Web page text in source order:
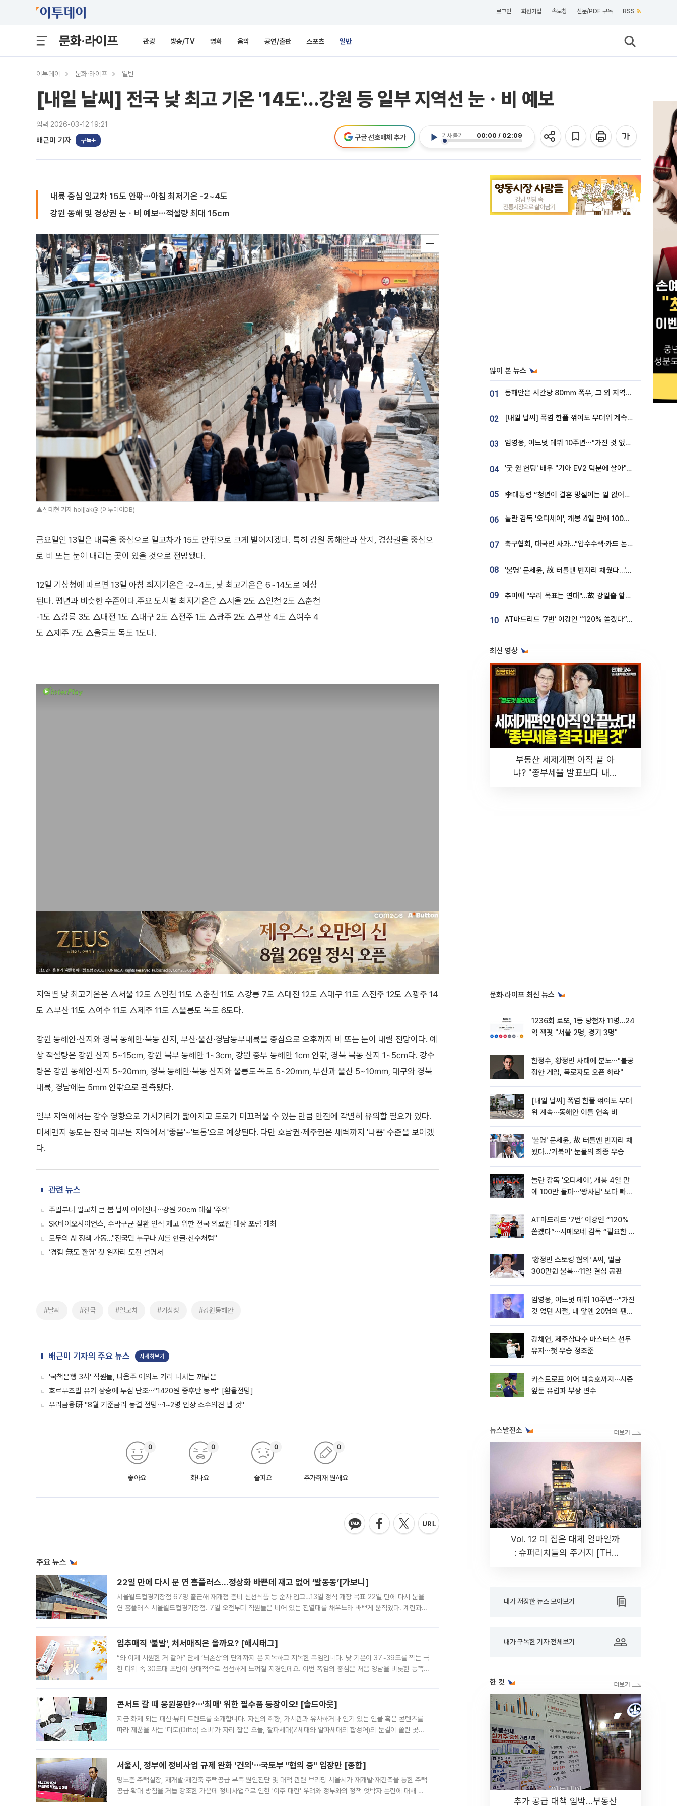
로그인 회원가입 속보창 신문/PDF 구독 RSS
문화·라이프 관광 방송/TV 영화 음악 공연/출판 스포츠 일반
이투데이 문화·라이프 일반
[내일 날씨] 전국 낮 최고 기온 '14도'…강원 등 일부 지역선 눈ㆍ비 예보
입력 2026-03-12 19:21
배근미 기자 구독
기사 듣기 00:00 / 02:09
구글 선호매체 추가
내륙 중심 일교차 15도 안팎⋯아침 최저기온 -2~4도
강원 동해 및 경상권 눈ㆍ비 예보⋯적설량 최대 15cm
▲신태현 기자 holjjak@ (이투데이DB)
금요일인 13일은 내륙을 중심으로 일교차가 15도 안팎으로 크게 벌어지겠다. 특히 강원 동해안과 산지, 경상권을 중심으
로 비 또는 눈이 내리는 곳이 있을 것으로 전망됐다.
12일 기상청에 따르면 13일 아침 최저기온은 -2~4도, 낮 최고기온은 6~14도로 예상
된다. 평년과 비슷한 수준이다.주요 도시별 최저기온은 △서울 2도 △인천 2도 △춘천
-1도 △강릉 3도 △대전 1도 △대구 2도 △전주 1도 △광주 2도 △부산 4도 △여수 4
도 △제주 7도 △울릉도 독도 1도다.
지역별 낮 최고기온은 △서울 12도 △인천 11도 △춘천 11도 △강릉 7도 △대전 12도 △대구 11도 △전주 12도 △광주 14
도 △부산 11도 △여수 11도 △제주 11도 △울릉도 독도 6도다.
강원 동해안·산지와 경북 동해안·북동 산지, 부산·울산·경남동부내륙을 중심으로 오후까지 비 또는 눈이 내릴 전망이다. 예
상 적설량은 강원 산지 5~15㎝, 강원 북부 동해안 1~3㎝, 강원 중부 동해안 1㎝ 안팎, 경북 북동 산지 1~5㎝다. 강수
량은 강원 동해안·산지 5~20㎜, 경북 동해안·북동 산지와 울릉도·독도 5~20㎜, 부산과 울산 5~10㎜, 대구와 경북
내륙, 경남에는 5㎜ 안팎으로 관측됐다.
일부 지역에서는 강수 영향으로 가시거리가 짧아지고 도로가 미끄러울 수 있는 만큼 안전에 각별히 유의할 필요가 있다.
미세먼지 농도는 전국 대부분 지역에서 '좋음'~'보통'으로 예상된다. 다만 호남권·제주권은 새벽까지 '나쁨' 수준을 보이겠
다.
관련 뉴스
주말부터 일교차 큰 봄 날씨 이어진다⋯강원 20㎝ 대설 '주의'
SK바이오사이언스, 수막구균 질환 인식 제고 위한 전국 의료진 대상 포럼 개최
모두의 AI 정책 가동…"전국민 누구나 AI를 한글·산수처럼"
‘경험 無도 환영’ 첫 일자리 도전 설명서
#날씨 #전국 #일교차 #기상청 #강원동해안
배근미 기자의 주요 뉴스 자세히보기
'국책은행 3사' 직원들, 다음주 여의도 거리 나서는 까닭은
호르무즈발 유가 상승에 투심 난조⋯"1420원 중후반 등락" [환율전망]
우리금융硏 "8월 기준금리 동결 전망⋯1~2명 인상 소수의견 낼 것"
좋아요
0
화나요
0
슬퍼요
0
추가취재 원해요
0
주요 뉴스
22일 만에 다시 문 연 홈플러스…정상화 바쁜데 재고 없어 ‘발동동’[가보니]
서울월드컵경기장점 67명 출근해 재개점 준비 신선식품 등 순차 입고…13일 정식 개장 목표 22일 만에 다시 문을
연 홈플러스 서울월드컵경기장점. 7일 오전부터 직원들은 비어 있는 진열대를 채우느라 바쁘게 움직였다. 계란과
입추매직 '불발', 처서매직은 올까요? [해시태그]
“와 이제 시원한 거 같아” 단체 ‘뇌손상’의 단계까지 온 지독하고 지독한 폭염입니다. 낮 기온이 37~39도를 찍는 극
한 더위 속 30도대 초반이 상대적으로 선선하게 느껴질 지경인데요. 이번 폭염의 중심은 처음 영남을 비롯한 동쪽
콘서트 갈 때 응원봉만?⋯'최애' 위한 필수품 등장이오! [솔드아웃]
지금 화제 되는 패션·뷰티 트렌드를 소개합니다. 자신의 취향, 가치관과 유사하거나 인기 있는 인물 혹은 콘텐츠를
따라 제품을 사는 '디토(Ditto) 소비'가 자리 잡은 오늘, 잘파세대(Z세대와 알파세대의 합성어)의 눈길이 쏠린 곳은
서울시, 정부에 정비사업 규제 완화 '건의'⋯국토부 "협의 중" 입장만 [종합]
명노준 주택실장, 재개발·재건축 주택공급 부족 원인진단 및 대책 관련 브리핑 서울시가 재개발·재건축을 통한 주택
공급 확대 방침을 거듭 강조한 가운데 정비사업으로 인한 '이주 대란' 우려와 정부와의 정책 엇박자 논란에 대해 정
많이 본 뉴스
01 동해안은 시간당 80㎜ 폭우, 그 외 지역은 폭염…‘극과 극 날씨’
02 [내일 날씨] 폭염 한풀 꺾여도 무더위 계속⋯동해안 이틀 연속 비
03 임영웅, 어느덧 데뷔 10주년⋯"가진 것 없던 시절, 내 앞엔 20명의 팬뿐"
04 '굿 윌 헌팅' 배우 "기아 EV2 덕분에 살아"…교통사고 후 안전성 극찬
05 李대통령 “청년이 결혼 망설이는 일 없어야...제도상 불이익 조사”
06 놀란 감독 '오디세이', 개봉 4일 만에 100만 돌파⋯'왕사남' 보다 빠르다
07 축구협회, 대국민 사과…"압수수색·카드 논란 사죄, 강도 높은 쇄신"
08 '불명' 문세윤, 故 터틀맨 빈자리 채웠다…'거북이' 눈물의 최종 우승
09 추미애 "우리 목표는 연대"…故 강일출 할머니 흉상 제막
10 AT마드리드 ‘7번’ 이강인 “120% 쏟겠다”⋯시메오네 감독 “필요한 선수”
최신 영상
부동산 세제개편 아직 끝 아
냐? "종부세율 발표보다 내릴
문화·라이프 최신 뉴스
1236회 로또, 1등 당첨자 11명…24
억 잭팟 "서울 2명, 경기 3명"
한정수, 황정민 사태에 분노⋯"불공
정한 게임, 폭로자도 오픈 하라"
[내일 날씨] 폭염 한풀 꺾여도 무더
위 계속⋯동해안 이틀 연속 비
'불명' 문세윤, 故 터틀맨 빈자리 채
웠다…'거북이' 눈물의 최종 우승
놀란 감독 '오디세이', 개봉 4일 만
에 100만 돌파⋯'왕사남' 보다 빠르
AT마드리드 ‘7번’ 이강인 “120%
쏟겠다”⋯시메오네 감독 “필요한 선
'황정민 스토킹 혐의' A씨, 벌금
300만원 불복⋯11일 결심 공판
임영웅, 어느덧 데뷔 10주년⋯"가진
것 없던 시절, 내 앞엔 20명의 팬
강채연, 제주삼다수 마스터스 선두
유지⋯첫 우승 정조준
카스트로프 이어 백승호까지⋯시즌
앞둔 유럽파 부상 변수
뉴스발전소
Vol. 12 이 집은 대체 얼마일까
: 슈퍼리치들의 주거지 [THE
내가 저장한 뉴스 모아보기
내가 구독한 기자 전체보기
한 컷
추가 공급 대책 임박…부동산